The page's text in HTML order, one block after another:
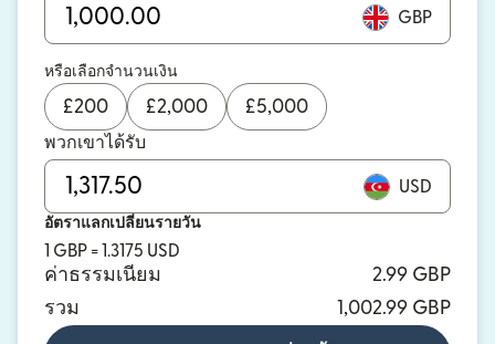
GBP
หรือเลือกจำนวนเงิน
£200 £2,000 £5,000
พวกเขาได้รับ
USD
อัตราแลกเปลี่ยนรายวัน
1 GBP = 1.3175 USD
ค่าธรรมเนียม
2.99 GBP
รวม
1,002.99 GBP